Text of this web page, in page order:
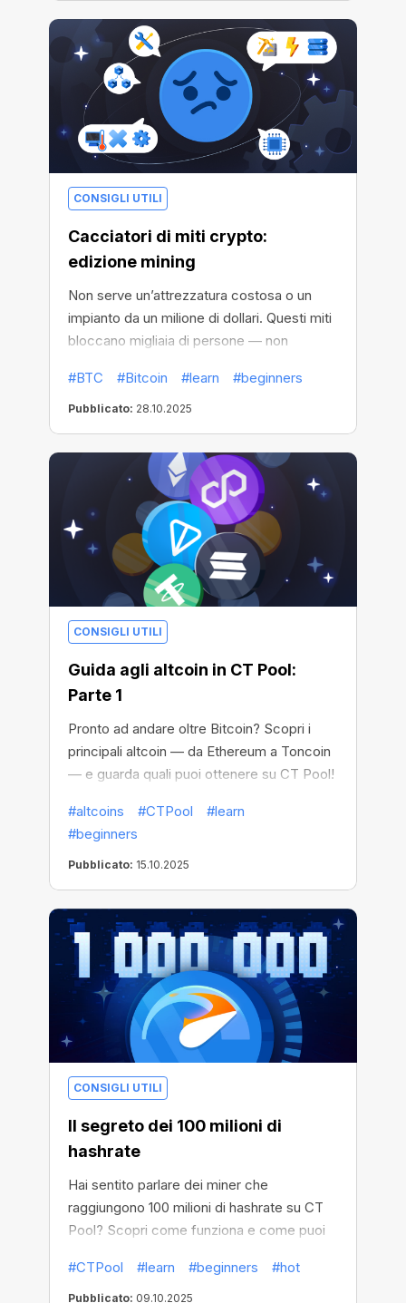
CONSIGLI UTILI
Cacciatori di miti crypto:
edizione mining
Non serve un’attrezzatura costosa o un
impianto da un milione di dollari. Questi miti
bloccano migliaia di persone — non
#BTC
#Bitcoin #learn #beginners
Pubblicato: 28.10.2025
CONSIGLI UTILI
Guida agli altcoin in CT Pool:
Parte 1
Pronto ad andare oltre Bitcoin? Scopri i
principali altcoin — da Ethereum a Toncoin
— e guarda quali puoi ottenere su CT Pool!
#altcoins #CTPool
#learn
#beginners
Pubblicato: 15.10.2025
CONSIGLI UTILI
Il segreto dei 100 milioni di
hashrate
Hai sentito parlare dei miner che
raggiungono 100 milioni di hashrate su CT
Pool? Scopri come funziona e come puoi
#CTPool
#learn #beginners #hot
Pubblicato: 09.10.2025